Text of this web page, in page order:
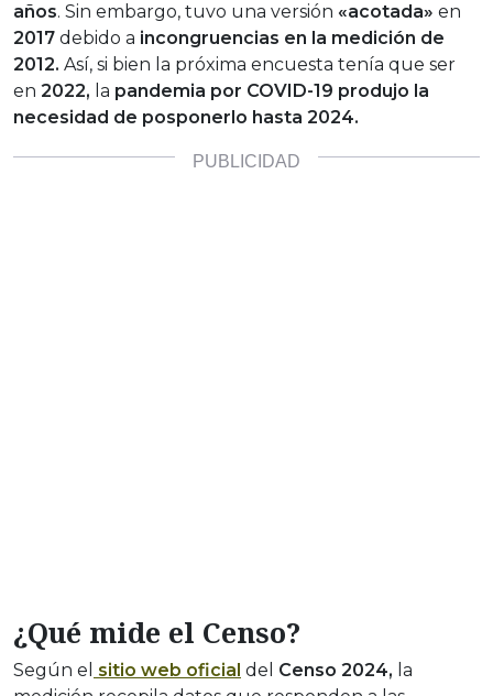
años. Sin embargo, tuvo una versión «acotada» en
2017 debido a incongruencias en la medición de
2012. Así, si bien la próxima encuesta tenía que ser
en 2022, la pandemia por COVID-19 produjo la
necesidad de posponerlo hasta 2024.
¿Qué mide el Censo?
Según el sitio web oficial del Censo 2024, la